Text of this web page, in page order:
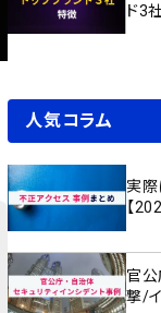
ド3
人気コラム
実際
【
官公
撃/